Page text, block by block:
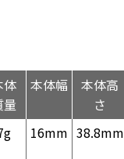
体
量
本体幅
本体高
さ
16mm 38.8mm